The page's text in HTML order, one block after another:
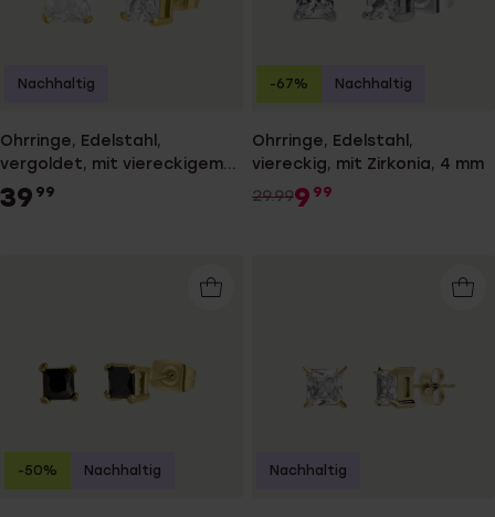
Ohrringe, Edelstahl,
vergoldet, mit viereckigem
Zirkonia, 8 mm
39 99
Nachhaltig
Ohrringe, Edelstahl,
viereckig, mit Zirkonia, 4 mm
29.999 99
-67% Nachhaltig
-50% Nachhaltig Nachhaltig